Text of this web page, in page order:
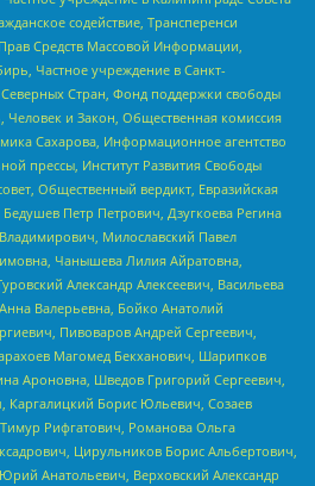
содействие, Трансперенси
Средств Массовой Информации,
Частное учреждение в Санкт-
Стран, Фонд поддержки свободы
Человек и Закон, Общественная комиссия
Сахарова, Информационное агентство
прессы, Институт Развития Свободы
Общественный вердикт, Евразийская
Петр Петрович, Дзугкоева Регина
Милославский Павел
Чанышева Лилия Айратовна,
Александр Алексеевич, Васильева
Валерьевна, Бойко Анатолий
Пивоваров Андрей Сергеевич,
Магомед Бекханович, Шарипков
Ароновна, Шведов Григорий Сергеевич,
Каргалицкий Борис Юльевич, Созаев
Рифгатович, Романова Ольга
Цирульников Борис Альбертович,
Анатольевич, Верховский Александр